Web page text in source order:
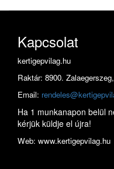
Kapcsolat
kertigepvilag.hu
Raktár: 8900.
Email:
Ha 1 munkanapon belül
kérjük küldje el újra!
Web: www.kertigepvilag.hu